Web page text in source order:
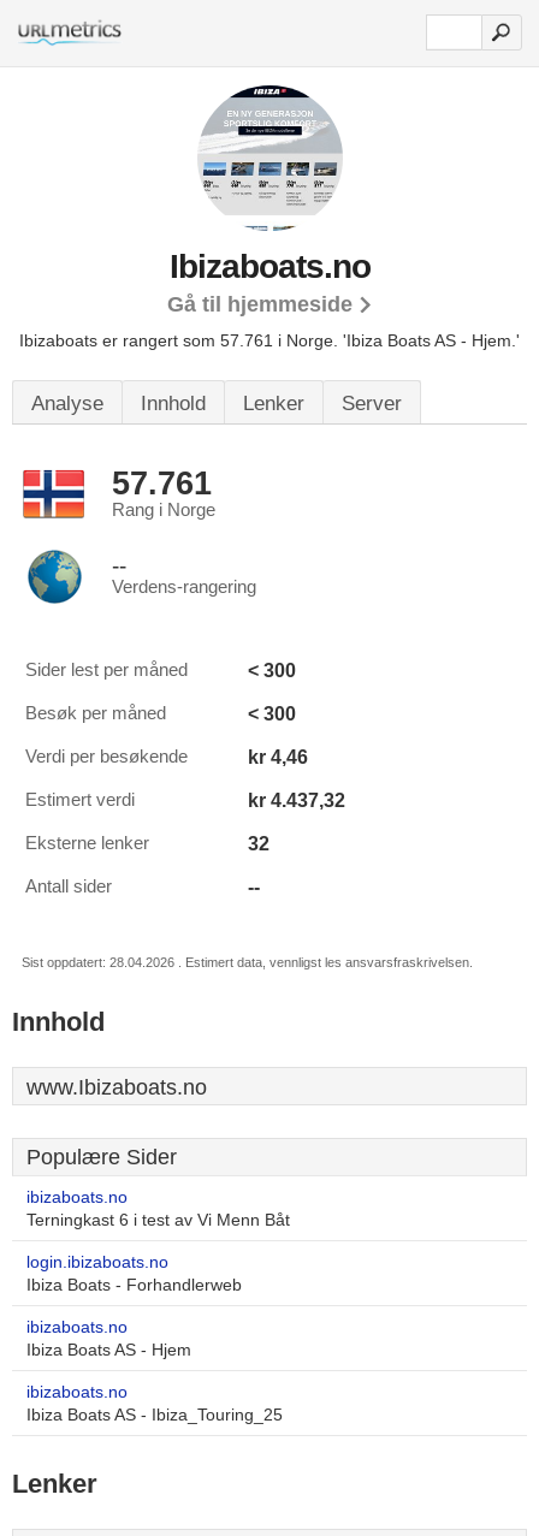
Ibizaboats.no
Gå til hjemmeside
Ibizaboats er rangert som 57.761 i Norge. 'Ibiza Boats AS - Hjem.'
Analyse Innhold Lenker Server
57.761
Rang i Norge
--
Verdens-rangering
Sider lest per måned < 300
Besøk per måned < 300
Verdi per besøkende kr 4,46
Estimert verdi kr 4.437,32
Eksterne lenker 32
Antall sider --
Sist oppdatert: 28.04.2026 . Estimert data, vennligst les ansvarsfraskrivelsen.
Innhold
www.Ibizaboats.no
Populære Sider
ibizaboats.no
Terningkast 6 i test av Vi Menn Båt
login.ibizaboats.no
Ibiza Boats - Forhandlerweb
ibizaboats.no
Ibiza Boats AS - Hjem
ibizaboats.no
Ibiza Boats AS - Ibiza_Touring_25
Lenker